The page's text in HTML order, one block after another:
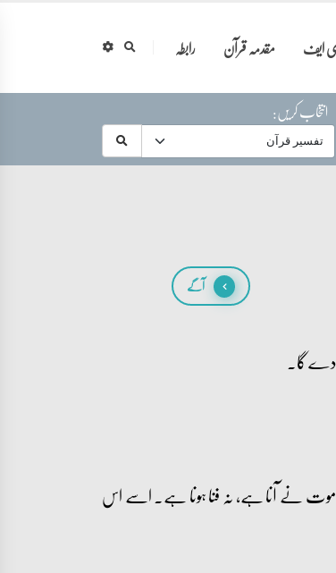
ایف مقدمہ قرآن
رابطہ
انتخاب کریں:
آگے
موت نے آنا ہے، نہ فنا ہونا ہے۔ اسے اس